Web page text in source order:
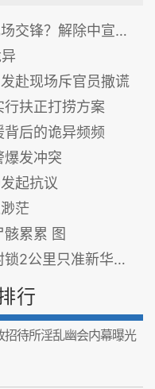
？解除中宣部禁令
赴现场斥官员撒谎
扶正打捞方案
后的诡异频频
爆发冲突
起抗议
茫
累累 图
只准新华社央视进入
行
招待所淫乱幽会内幕曝光